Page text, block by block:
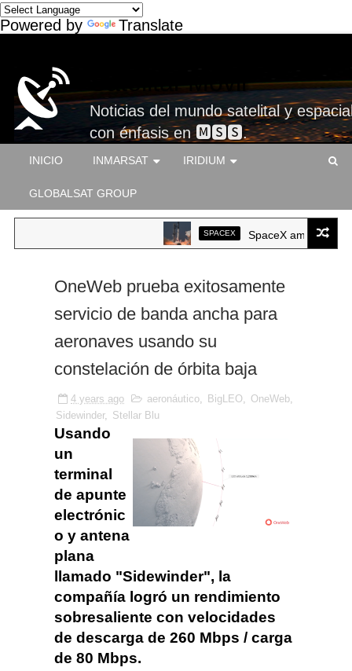
Powered by Translate
Satelital-Móvil
Noticias del mundo satelital y
con énfasis en 🅼🆂🆂.
INICIO INMARSAT IRIDIUM
GLOBALSAT GROUP
SPACEX SpaceX ameriza por
OneWeb prueba exitosamente
servicio de banda ancha para
aeronaves usando su
constelación de órbita baja
4 years ago aeronáutico, BigLEO, OneWeb,
Sidewinder, Stellar Blu
Usando
un
terminal
de apunte
electrónic
o y antena
plana
llamado "Sidewinder", la
compañía logró un rendimiento
sobresaliente con velocidades
de descarga de 260 Mbps / carga
de 80 Mbps.